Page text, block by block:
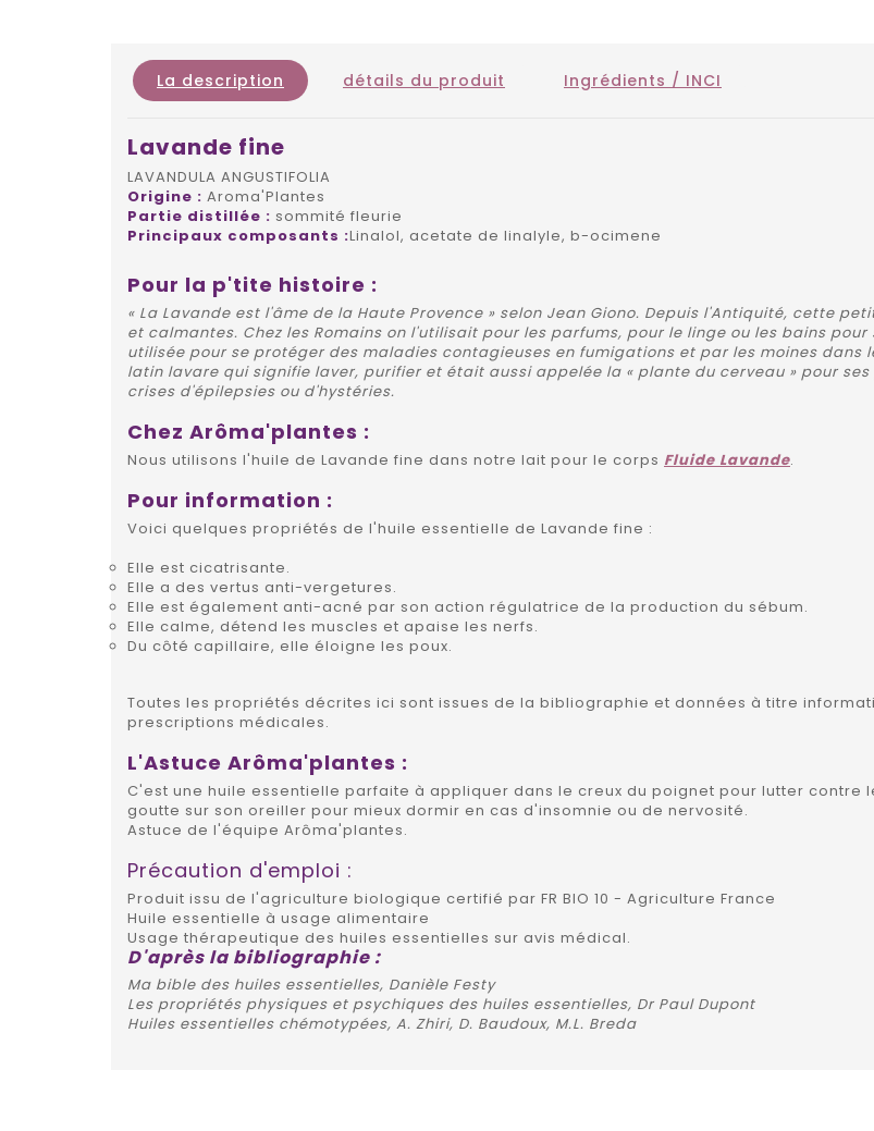
La description détails du produit Ingrédients / INCI
Lavande fine
LAVANDULA ANGUSTIFOLIA
Origine : Aroma'Plantes
Partie distillée : sommité fleurie
Principaux composants :Linalol, acetate de linalyle, b-ocimene
Pour la p'tite histoire :
« La Lavande est l'âme de la Haute Provence » selon Jean Giono. Depuis l'Antiquité, cette
et calmantes. Chez les Romains on l'utilisait pour les parfums, pour le linge ou les bains
utilisée pour se protéger des maladies contagieuses en fumigations et par les moines
latin lavare qui signifie laver, purifier et était aussi appelée la « plante du cerveau » pour
crises d'épilepsies ou d'hystéries.
Chez Arôma'plantes :
Nous utilisons l'huile de Lavande fine dans notre lait pour le corps Fluide Lavande.
Pour information :
Voici quelques propriétés de l'huile essentielle de Lavande fine :
Elle est cicatrisante.
Elle a des vertus anti-vergetures.
Elle est également anti-acné par son action régulatrice de la production du sébum.
Elle calme, détend les muscles et apaise les nerfs.
Du côté capillaire, elle éloigne les poux.
Toutes les propriétés décrites ici sont issues de la bibliographie et données à titre
prescriptions médicales.
L'Astuce Arôma'plantes :
C'est une huile essentielle parfaite à appliquer dans le creux du poignet pour lutter contre
goutte sur son oreiller pour mieux dormir en cas d'insomnie ou de nervosité.
Astuce de l'équipe Arôma'plantes.
Précaution d'emploi :
Produit issu de l'agriculture biologique certifié par FR BIO 10 - Agriculture France
Huile essentielle à usage alimentaire
Usage thérapeutique des huiles essentielles sur avis médical.
D'après la bibliographie :
Ma bible des huiles essentielles, Danièle Festy
Les propriétés physiques et psychiques des huiles essentielles, Dr Paul Dupont
Huiles essentielles chémotypées, A. Zhiri, D. Baudoux, M.L. Breda